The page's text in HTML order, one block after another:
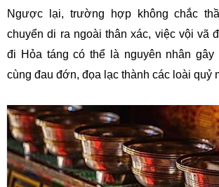
Ngược lại, trường hợp không chắc
chuyển di ra ngoài thân xác, việc vội vã
đi Hỏa táng có thể là nguyên nhân gây
cùng đau đớn, đọa lạc thành các loài quỷ